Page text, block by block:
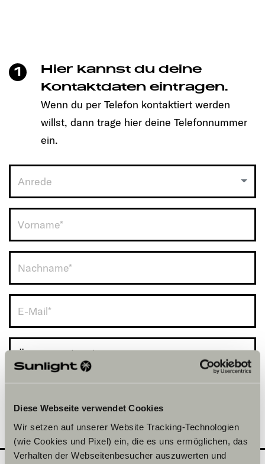
Diese Webseite verwendet Cookies
Wir setzen auf unserer Website Tracking-Technologien
(wie Cookies und Pixel) ein, die es uns ermöglichen, das
Verhalten der Webseitenbesucher auszuwerten und
So einfach geht es:
1. Daten eingeben
2. Händler auswählen & abschicken
3. Dein Sunlight Händler meldet sich bei Dir!
1
Hier kannst du deine
Kontaktdaten eintragen.
Wenn du per Telefon kontaktiert werden
willst, dann trage hier deine Telefonnummer
ein.
Anrede
Österreich (+43)